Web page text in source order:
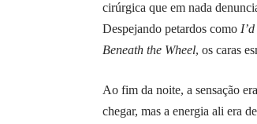
cirúrgica que em nada
Despejando petardos como
Beneath the Wheel, os caras
Ao fim da noite, a sensação
chegar, mas a energia ali era